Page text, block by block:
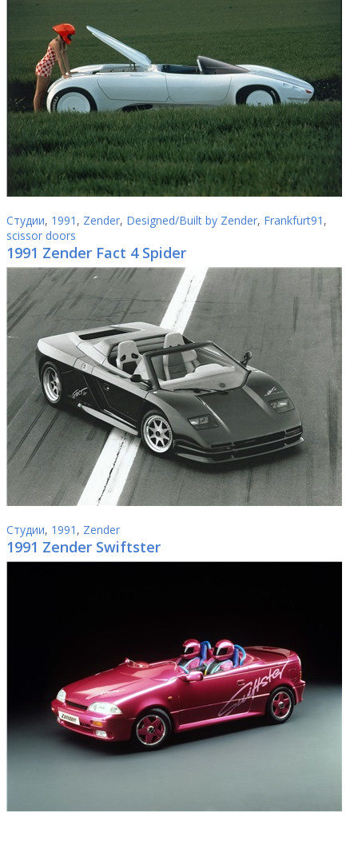
Студии, 1991 , Zender, Designed/Built by Zender, Frankfurt91 ,
scissor doors
1991 Zender Fact 4 Spider
Студии, 1991 , Zender
1991 Zender Swiftster